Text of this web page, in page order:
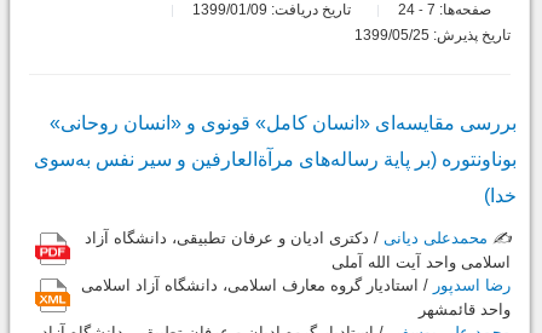
صفحه‌ها: 7
-
تاریخ دریافت: 1399/01/09
تاریخ پذیرش: 1399/05/25
بررسی مقایسه‌ای «انسان کامل» قونوی و «انسان روحانی»
بوناونتوره (بر پایة رساله‌های مرآةالعارفین و سیر نفس به‌سوی
خدا)
✍️ محمدعلی دیانی / دکتری ادیان و عرفان تطبیقی، دانشگاه آزاد
اسلامی واحد آیت الله آملی
رضا اسدپور / استادیار گروه معارف اسلامی، دانشگاه آزاد اسلامی
واحد قائمشهر